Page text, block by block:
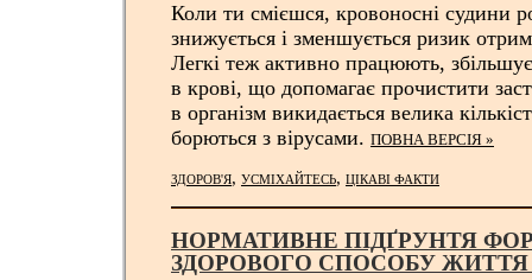
Коли ти смієшся, кровоносні судини
знижується і зменшується ризик
Легкі теж активно працюють,
в крові, що допомагає прочистити
в організм викидається велика
борються з вірусами. ПОВНА ВЕРСІЯ »
ЗДОРОВ'Я, УСМІХАЙТЕСЬ, ЦІКАВІ ФАКТИ
НОРМАТИВНЕ ПІДҐРУНТЯ
ЗДОРОВОГО СПОСОБУ ЖИТТЯ